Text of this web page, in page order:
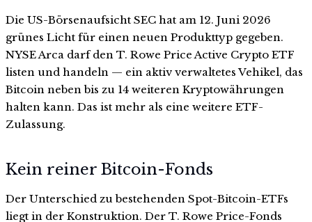
Die US-Börsenaufsicht SEC hat am 12. Juni 2026
grünes Licht für einen neuen Produkttyp gegeben.
NYSE Arca darf den T. Rowe Price Active Crypto ETF
listen und handeln — ein aktiv verwaltetes Vehikel, das
Bitcoin neben bis zu 14 weiteren Kryptowährungen
halten kann. Das ist mehr als eine weitere ETF-
Zulassung.
Kein reiner Bitcoin-Fonds
Der Unterschied zu bestehenden Spot-Bitcoin-ETFs
liegt in der Konstruktion. Der T. Rowe Price-Fonds